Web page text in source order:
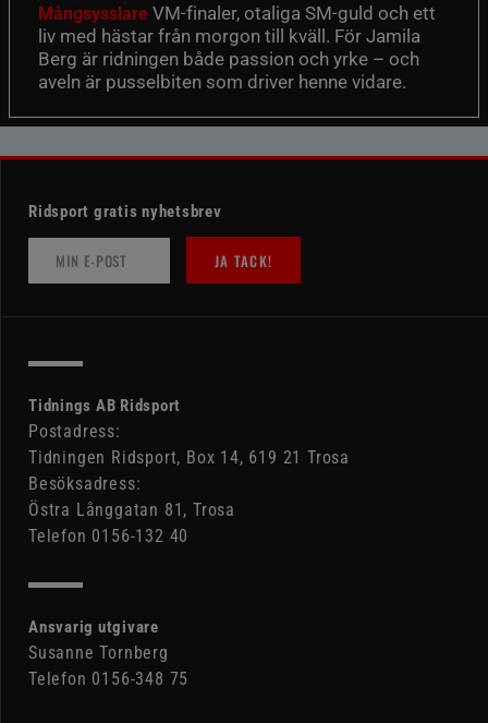
Mångsysslare VM-finaler, otaliga SM-guld och ett
liv med hästar från morgon till kväll. För Jamila
Berg är ridningen både passion och yrke – och
aveln är pusselbiten som driver henne vidare.
Ridsport gratis nyhetsbrev
JA TACK!
Tidnings AB Ridsport
Postadress:
Tidningen Ridsport, Box 14, 619 21 Trosa
Besöksadress:
Östra Långgatan 81, Trosa
Telefon 0156-132 40
Ansvarig utgivare
Susanne Tornberg
Telefon 0156-348 75